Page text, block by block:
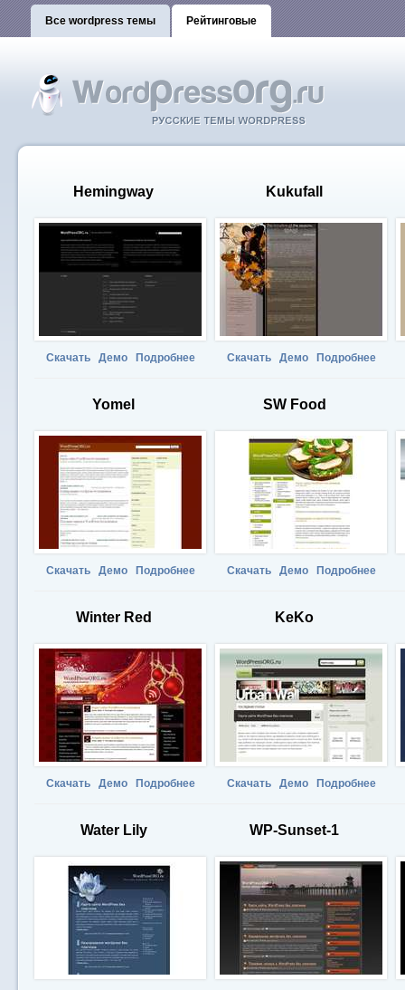
Все wordpress темы Рейтинговые
Hemingway
Скачать Демо Подробнее
Kukufall
Скачать Демо Подробнее
Yomel
Скачать Демо Подробнее
SW Food
Скачать Демо Подробнее
Winter Red
Скачать Демо Подробнее
KeKo
Скачать Демо Подробнее
Water Lily WP-Sunset-1